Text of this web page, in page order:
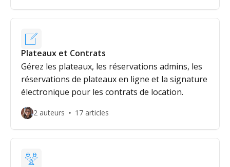
Plateaux et Contrats
Gérez les plateaux, les réservations admins, les
réservations de plateaux en ligne et la signature
électronique pour les contrats de location.
2 auteurs 17 articles